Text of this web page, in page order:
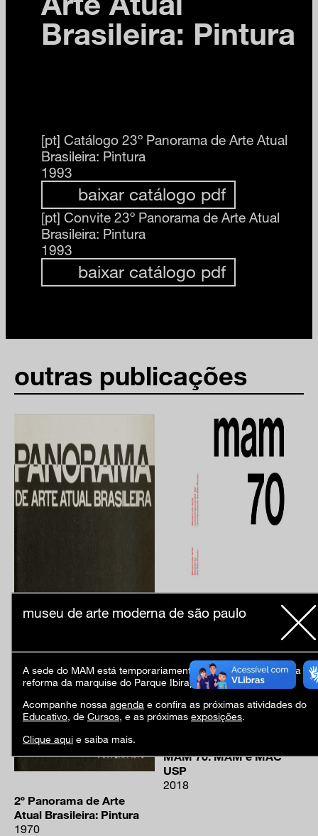
Brasileira: Pintura
[pt] Catálogo 23º Panorama de Arte Atual
Brasileira: Pintura
1993
baixar catálogo pdf
[pt] Convite 23º Panorama de Arte Atual
Brasileira: Pintura
1993
baixar catálogo pdf
outras publicações
2º Panorama de Arte
Atual Brasileira: Pintura
1970
MAM 70: MAM e MAC
USP
2018
museu de arte moderna de são paulo
A sede do MAM está temporariamente fechada em virtude da
reforma da marquise do Parque Ibirapuera.
Acompanhe nossa agenda e confira as próximas atividades do
Educativo, de Cursos, e as próximas exposições.
Clique aqui e saiba mais.